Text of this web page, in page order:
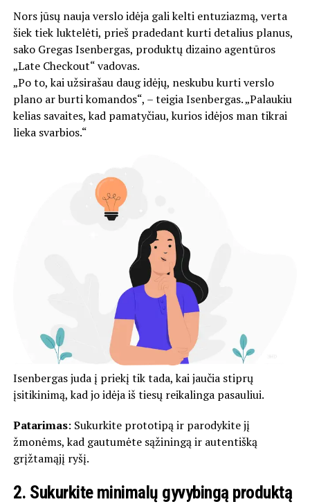
Nors jūsų nauja verslo idėja gali kelti entuziazmą, verta
šiek tiek luktelėti, prieš pradedant kurti detalius planus,
sako Gregas Isenbergas, produktų dizaino agentūros
„Late Checkout“ vadovas.
„Po to, kai užsirašau daug idėjų, neskubu kurti verslo
plano ar burti komandos“, – teigia Isenbergas. „Palaukiu
kelias savaites, kad pamatyčiau, kurios idėjos man tikrai
lieka svarbios.“
Isenbergas juda į priekį tik tada, kai jaučia stiprų
įsitikinimą, kad jo idėja iš tiesų reikalinga pasauliui.
Patarimas: Sukurkite prototipą ir parodykite jį
žmonėms, kad gautumėte sąžiningą ir autentišką
grįžtamąjį ryšį.
2. Sukurkite minimalų gyvybingą produktą